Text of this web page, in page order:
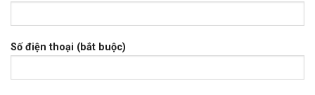
Số điện thoại (bắt buộc)